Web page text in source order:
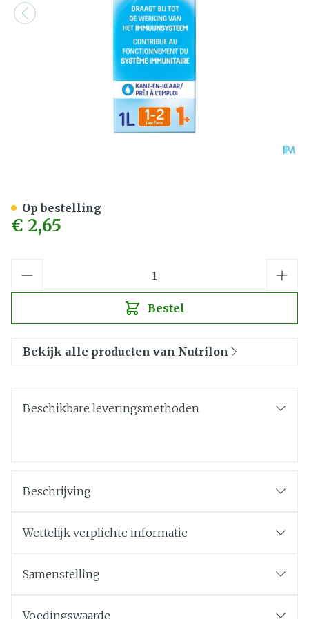
€ 2,65
Bestel
Op bestelling
Bekijk alle producten van Nutrilon
Beschikbare leveringsmethoden
Beschrijving
Wettelijk verplichte informatie
Samenstelling
Voedingswaarde